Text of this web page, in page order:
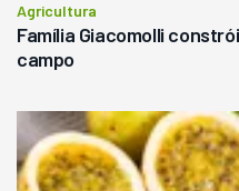
Agricultura
Família Giacomolli
campo